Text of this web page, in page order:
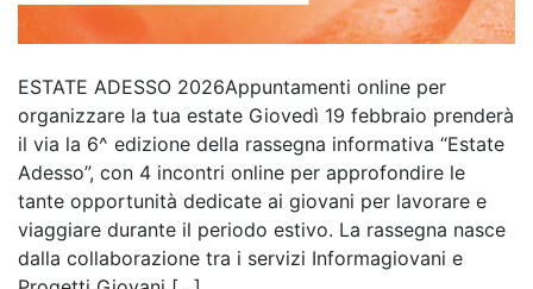
ESTATE ADESSO 2026Appuntamenti online per
organizzare la tua estate Giovedì 19 febbraio prenderà
il via la 6^ edizione della rassegna informativa “Estate
Adesso”, con 4 incontri online per approfondire le
tante opportunità dedicate ai giovani per lavorare e
viaggiare durante il periodo estivo. La rassegna nasce
dalla collaborazione tra i servizi Informagiovani e